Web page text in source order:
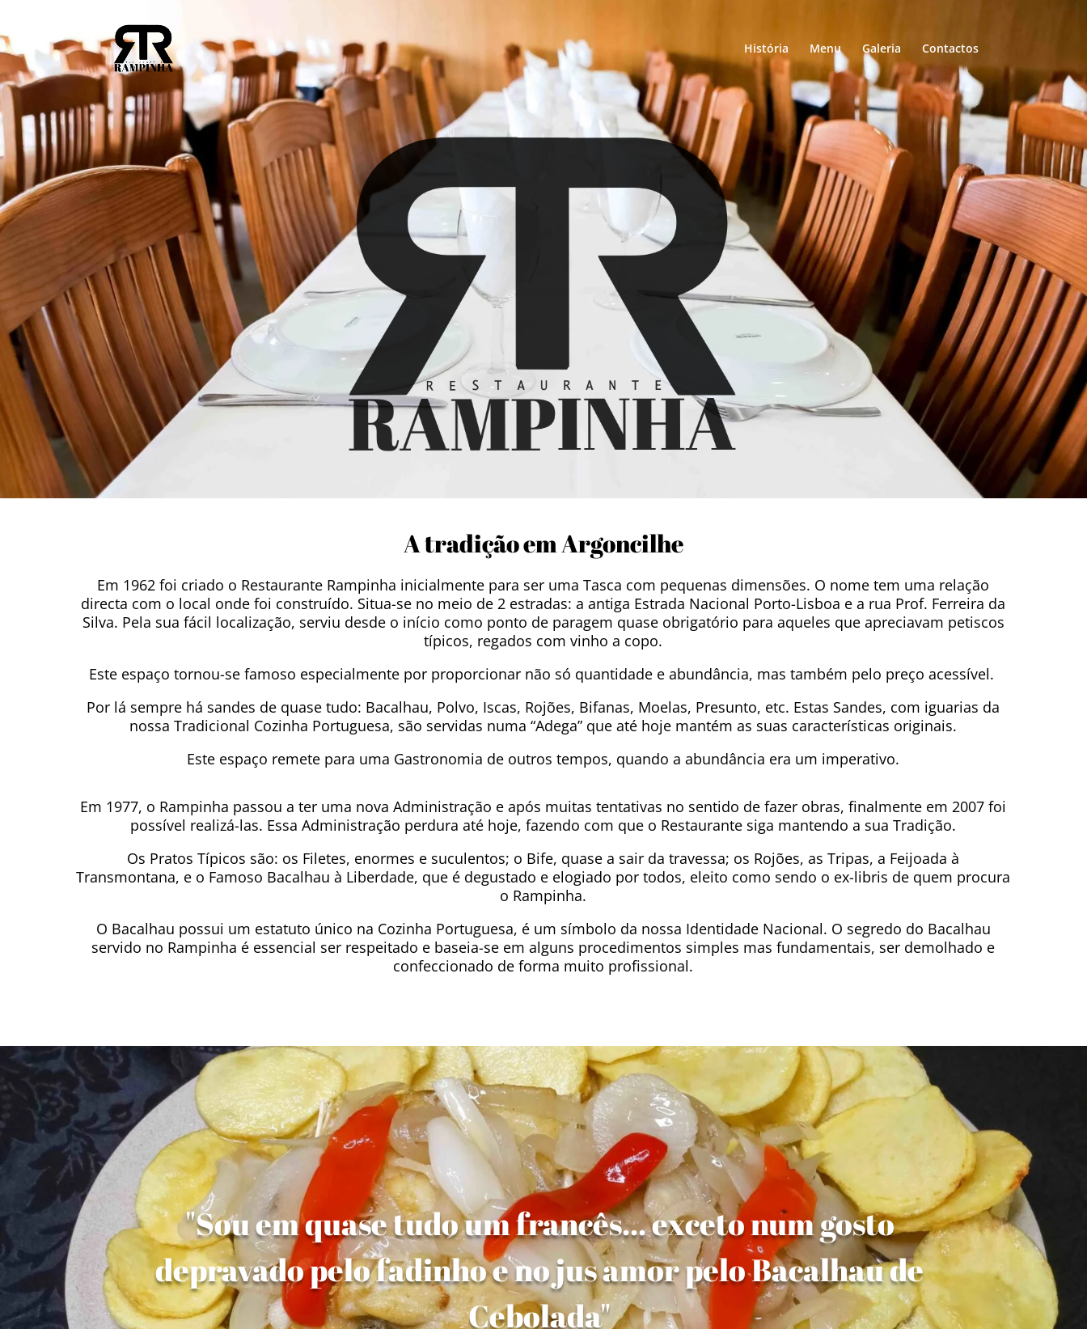
História Menu Galeria Contactos
A tradição em Argoncilhe
Em 1962 foi criado o Restaurante Rampinha inicialmente para ser uma Tasca com pequenas dimensões. O nome tem uma relação
directa com o local onde foi construído. Situa-se no meio de 2 estradas: a antiga Estrada Nacional Porto-Lisboa e a rua Prof. Ferreira da
Silva. Pela sua fácil localização, serviu desde o início como ponto de paragem quase obrigatório para aqueles que apreciavam petiscos
típicos, regados com vinho a copo.
Este espaço tornou-se famoso especialmente por proporcionar não só quantidade e abundância, mas também pelo preço acessível.
Por lá sempre há sandes de quase tudo: Bacalhau, Polvo, Iscas, Rojões, Bifanas, Moelas, Presunto, etc. Estas Sandes, com iguarias da
nossa Tradicional Cozinha Portuguesa, são servidas numa “Adega” que até hoje mantém as suas características originais.
Este espaço remete para uma Gastronomia de outros tempos, quando a abundância era um imperativo.
Em 1977, o Rampinha passou a ter uma nova Administração e após muitas tentativas no sentido de fazer obras, finalmente em 2007 foi
possível realizá-las. Essa Administração perdura até hoje, fazendo com que o Restaurante siga mantendo a sua Tradição.
Os Pratos Típicos são: os Filetes, enormes e suculentos; o Bife, quase a sair da travessa; os Rojões, as Tripas, a Feijoada à
Transmontana, e o Famoso Bacalhau à Liberdade, que é degustado e elogiado por todos, eleito como sendo o ex-libris de quem procura
o Rampinha.
O Bacalhau possui um estatuto único na Cozinha Portuguesa, é um símbolo da nossa Identidade Nacional. O segredo do Bacalhau
servido no Rampinha é essencial ser respeitado e baseia-se em alguns procedimentos simples mas fundamentais, ser demolhado e
confeccionado de forma muito profissional.
"Sou em quase tudo um francês... exceto num gosto
depravado pelo fadinho e no jus amor pelo Bacalhau de
Cebolada"